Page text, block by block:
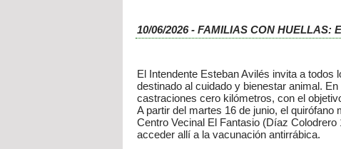
10/06/2026 - FAMILIAS CON HUELLAS:
El Intendente Esteban Avilés invita a
destinado al cuidado y bienestar animal.
castraciones cero kilómetros, con el
A partir del martes 16 de junio, el
Centro Vecinal El Fantasio (Díaz
acceder allí a la vacunación antirrábica.